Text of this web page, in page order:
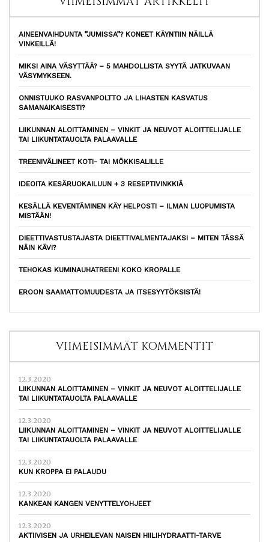
AINEENVAIHDUNTA ”JUMISSA”? KONEET KÄYNTIIN NÄILLÄ
VINKEILLÄ!
MIKSI AINA VÄSYTTÄÄ? – 5 MAHDOLLISTA SYYTÄ JATKUVAAN
VÄSYMYKSEEN.
ONNISTUUKO RASVANPOLTTO JA LIHASTEN KASVATUS
SAMANAIKAISESTI?
LIIKUNNAN ALOITTAMINEN – VINKIT JA NEUVOT ALOITTELIJALLE
TAI LIIKUNTATAUOLTA PALAAVALLE
TREENIVÄLINEET KOTI- TAI MÖKKISALILLE
IDEOITA KESÄRUOKAILUUN + 3 RESEPTIVINKKIÄ
KESÄLLÄ KEVENTÄMINEN KÄY HELPOSTI – ILMAN LUOPUMISTA
MISTÄÄN!
DIEETTIVASTUSTAJASTA DIEETTIVALMENTAJAKSI – MITEN TÄSSÄ
NÄIN KÄVI?
TEHOKAS KUMINAUHATREENI KOKO KROPALLE
EROON SAAMATTOMUUDESTA JA ITSESYYTÖKSISTÄ!
VIIMEISIMMÄT KOMMENTIT
12.3.2020
LIIKUNNAN ALOITTAMINEN – VINKIT JA NEUVOT ALOITTELIJALLE
TAI LIIKUNTATAUOLTA PALAAVALLE
12.3.2020
LIIKUNNAN ALOITTAMINEN – VINKIT JA NEUVOT ALOITTELIJALLE
TAI LIIKUNTATAUOLTA PALAAVALLE
12.3.2020
KUN KROPPA EI PALAUDU
12.3.2020
KANKEAN KANGEN VENYTTELYOHJEET
12.3.2020
AKTIIVISEN JA URHEILEVAN NAISEN HIILIHYDRAATTI-TARVE